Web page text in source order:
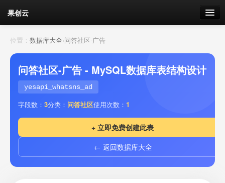
果创云
数据表单
API接口
云存储
我的
套餐 加流量
位置： 数据库大全›问答社区-广告
问答社区-广告 - MySQL数据库表结构设计
yesapi_whatsns_ad
字段数： 3分类： 问答社区使用次数： 1
+ 立即免费创建此表
← 返回数据库大全